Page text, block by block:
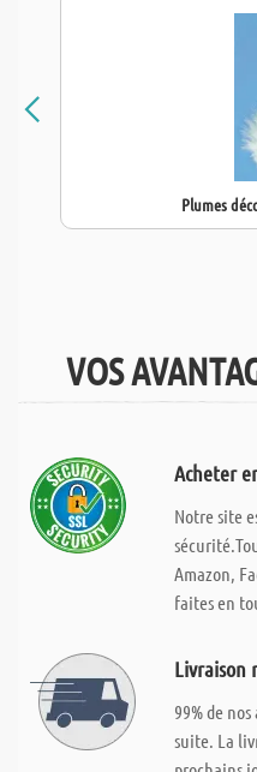
Plumes
VOS
Acheter
Notre site
Amazon,
faites en
Livraison
99% de
suite. La